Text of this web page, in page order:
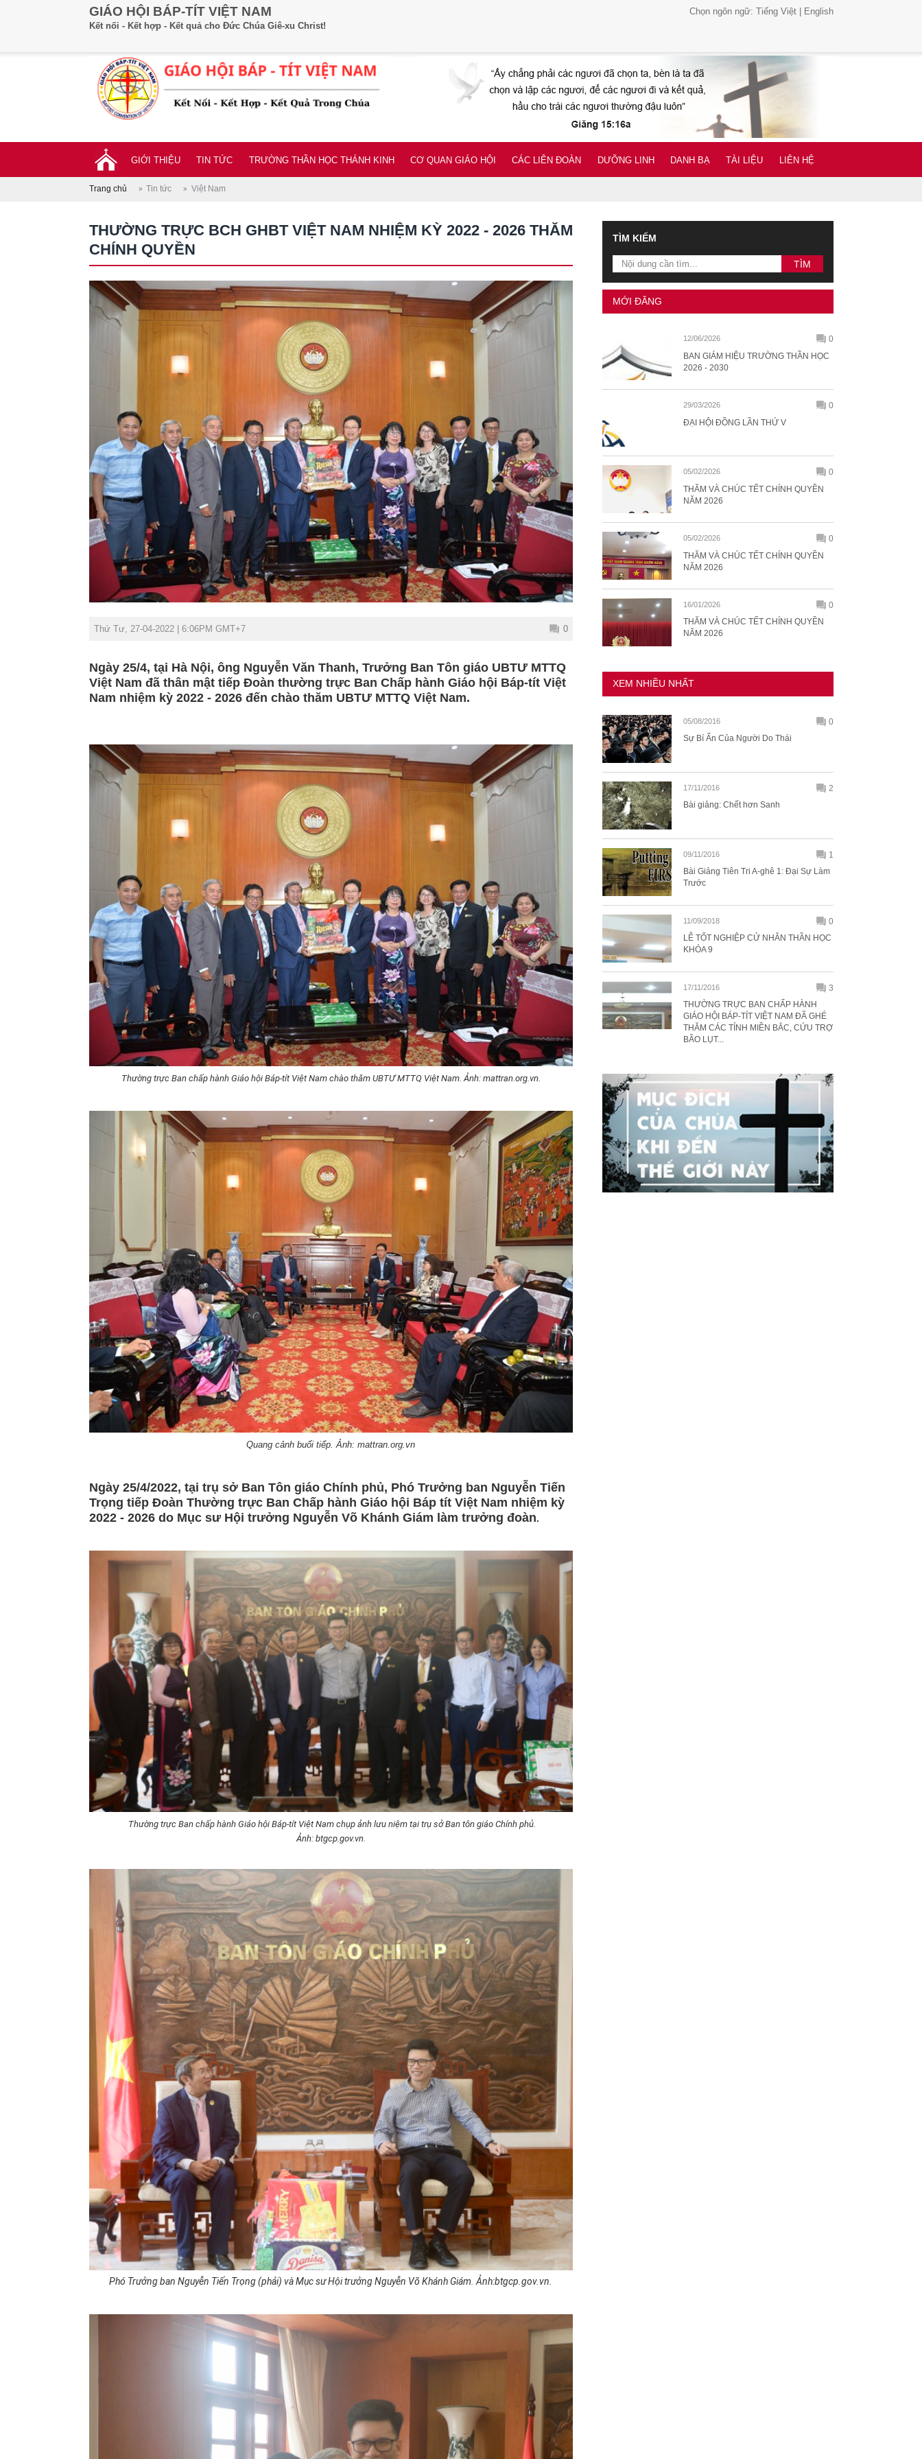
GIÁO HỘI BÁP-TÍT VIỆT NAM
Kết nối - Kết hợp - Kết quả cho Đức Chúa Giê-xu Christ!
Chọn ngôn ngữ: Tiếng Việt English
GIỚI THIỆU TIN TỨC TRƯỜNG THẦN HỌC THÁNH KINH CƠ QUAN GIÁO HỘI CÁC LIÊN ĐOÀN DƯỠNG LINH DANH BẠ TÀI LIỆU LIÊN HỆ
Trang chủ Tin tức Việt Nam
THƯỜNG TRỰC BCH GHBT VIỆT NAM NHIỆM KỲ 2022 - 2026 THĂM
CHÍNH QUYỀN
Thứ Tư, 27-04-2022 | 6:06PM GMT+7 0
Ngày 25/4, tại Hà Nội, ông Nguyễn Văn Thanh, Trưởng Ban Tôn giáo UBTƯ MTTQ
Việt Nam đã thân mật tiếp Đoàn thường trực Ban Chấp hành Giáo hội Báp-tít Việt
Nam nhiệm kỳ 2022 - 2026 đến chào thăm UBTƯ MTTQ Việt Nam.
Thường trực Ban chấp hành Giáo hội Báp-tít Việt Nam chào thăm UBTƯ MTTQ Việt Nam. Ảnh: mattran.org.vn.
Quang cảnh buổi tiếp. Ảnh: mattran.org.vn
Ngày 25/4/2022, tại trụ sở Ban Tôn giáo Chính phủ, Phó Trưởng ban Nguyễn Tiến
Trọng tiếp Đoàn Thường trực Ban Chấp hành Giáo hội Báp tít Việt Nam nhiệm kỳ
2022 - 2026 do Mục sư Hội trưởng Nguyễn Võ Khánh Giám làm trưởng đoàn.
Thường trực Ban chấp hành Giáo hội Báp-tít Việt Nam chụp ảnh lưu niệm tại trụ sở Ban tôn giáo Chính phủ.
Ảnh: btgcp.gov.vn.
Phó Trưởng ban Nguyễn Tiến Trọng (phải) và Mục sư Hội trưởng Nguyễn Võ Khánh Giám. Ảnh:btgcp.gov.vn.
TÌM KIẾM
MỚI ĐĂNG
12/06/2026
0
BAN GIÁM HIỆU TRƯỜNG THẦN HỌC
2026 - 2030
29/03/2026
0
ĐẠI HỘI ĐỒNG LẦN THỨ V
05/02/2026
0
THĂM VÀ CHÚC TẾT CHÍNH QUYỀN
NĂM 2026
05/02/2026
0
THĂM VÀ CHÚC TẾT CHÍNH QUYỀN
NĂM 2026
16/01/2026
0
THĂM VÀ CHÚC TẾT CHÍNH QUYỀN
NĂM 2026
XEM NHIỀU NHẤT
05/08/2016
0
Sự Bí Ẩn Của Người Do Thái
17/11/2016
2
Bài giảng: Chết hơn Sanh
09/11/2016
1
Bài Giảng Tiên Tri A-ghê 1: Đại Sự Làm
Trước
11/09/2018
0
LỄ TỐT NGHIỆP CỬ NHÂN THẦN HỌC
KHÓA 9
17/11/2016
3
THƯỜNG TRỰC BAN CHẤP HÀNH
GIÁO HỘI BÁP-TÍT VIỆT NAM ĐÃ GHÉ
THĂM CÁC TỈNH MIỀN BẮC, CỨU TRỢ
BÃO LỤT...